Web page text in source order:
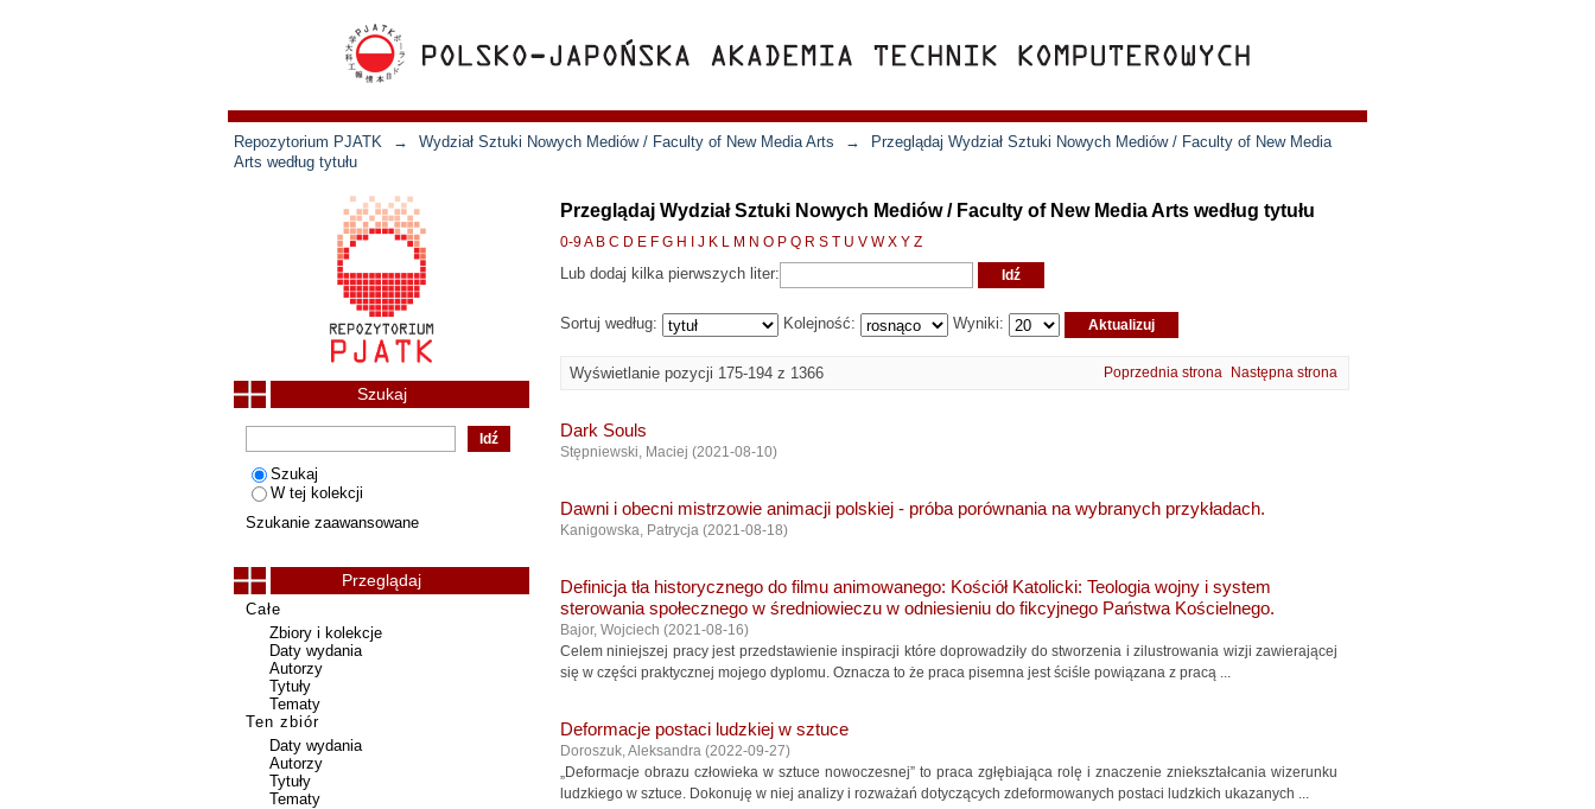
Repozytorium PJATK → Wydział Sztuki Nowych Mediów / Faculty of New Media Arts →
Przeglądaj Wydział Sztuki Nowych Mediów / Faculty of New Media
Arts według tytułu
Przeglądaj Wydział Sztuki Nowych Mediów / Faculty of New Media Arts według tytułu
0-9A B C D E F G H J K L M N O P Q R S T U V W X Y Z
Lub dodaj kilka pierwszych liter:
Sortuj według: Kolejność: Wyniki:
Wyświetlanie pozycji 175-194 z 1366 Poprzednia strona Następna strona
Dark Souls
Stępniewski, Maciej (2021-08-10)
Dawni i obecni mistrzowie animacji polskiej - próba porównania na wybranych przykładach.
Kanigowska, Patrycja (2021-08-18)
Definicja tła historycznego do filmu animowanego: Kościół Katolicki: Teologia wojny i system
sterowania społecznego w średniowieczu w odniesieniu do fikcyjnego Państwa Kościelnego.
Bajor, Wojciech (2021-08-16)
Celem niniejszej pracy jest przedstawienie inspiracji które doprowadziły do stworzenia i zilustrowania wizji zawierającej
się w części praktycznej mojego dyplomu. Oznacza to że praca pisemna jest ściśle powiązana z pracą ...
Deformacje postaci ludzkiej w sztuce
Doroszuk, Aleksandra (2022-09-27)
„Deformacje obrazu człowieka w sztuce nowoczesnej” to praca zgłębiająca rolę i znaczenie zniekształcania wizerunku
ludzkiego w sztuce. Dokonuję w niej analizy i rozważań dotyczących zdeformowanych postaci ludzkich ukazanych ...
Szukaj
Szukaj
W tej kolekcji
Szukanie zaawansowane
Przeglądaj
Całe
Zbiory i kolekcje
Daty wydania
Autorzy
Tytuły
Tematy
Ten zbiór
Daty wydania
Autorzy
Tytuły
Tematy